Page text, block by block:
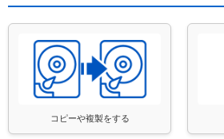
コピーや複製をする